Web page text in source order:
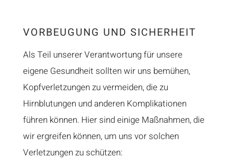
VORBEUGUNG UND SICHERHEIT
Als Teil unserer Verantwortung für unsere
eigene Gesundheit sollten wir uns bemühen,
Kopfverletzungen zu vermeiden, die zu
Hirnblutungen und anderen Komplikationen
führen können. Hier sind einige Maßnahmen, die
wir ergreifen können, um uns vor solchen
Verletzungen zu schützen: